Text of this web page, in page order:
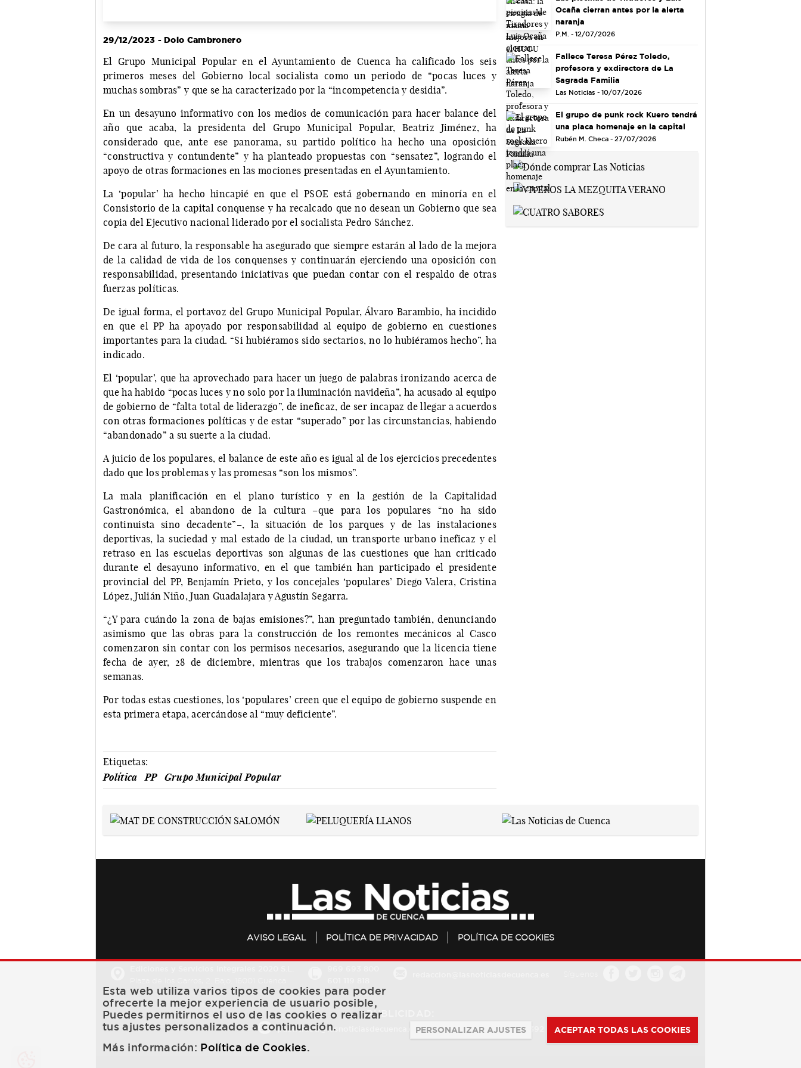
29/12/2023 - Dolo Cambronero
El Grupo Municipal Popular en el Ayuntamiento de Cuenca ha calificado los seis
primeros meses del Gobierno local socialista como un periodo de “pocas luces y
muchas sombras” y que se ha caracterizado por la “incompetencia y desidia”.
En un desayuno informativo con los medios de comunicación para hacer balance del
año que acaba, la presidenta del Grupo Municipal Popular, Beatriz Jiménez, ha
considerado que, ante ese panorama, su partido político ha hecho una oposición
“constructiva y contundente” y ha planteado propuestas con “sensatez”, logrando el
apoyo de otras formaciones en las mociones presentadas en el Ayuntamiento.
La ‘popular’ ha hecho hincapié en que el PSOE está gobernando en minoría en el
Consistorio de la capital conquense y ha recalcado que no desean un Gobierno que sea
copia del Ejecutivo nacional liderado por el socialista Pedro Sánchez.
De cara al futuro, la responsable ha asegurado que siempre estarán al lado de la mejora
de la calidad de vida de los conquenses y continuarán ejerciendo una oposición con
responsabilidad, presentando iniciativas que puedan contar con el respaldo de otras
fuerzas políticas.
De igual forma, el portavoz del Grupo Municipal Popular, Álvaro Barambio, ha incidido
en que el PP ha apoyado por responsabilidad al equipo de gobierno en cuestiones
importantes para la ciudad. “Si hubiéramos sido sectarios, no lo hubiéramos hecho”, ha
indicado.
El ‘popular’, que ha aprovechado para hacer un juego de palabras ironizando acerca de
que ha habido “pocas luces y no solo por la iluminación navideña”, ha acusado al equipo
de gobierno de “falta total de liderazgo”, de ineficaz, de ser incapaz de llegar a acuerdos
con otras formaciones políticas y de estar “superado” por las circunstancias, habiendo
“abandonado” a su suerte a la ciudad.
A juicio de los populares, el balance de este año es igual al de los ejercicios precedentes
dado que los problemas y las promesas “son los mismos”.
La mala planificación en el plano turístico y en la gestión de la Capitalidad
Gastronómica, el abandono de la cultura –que para los populares “no ha sido
continuista sino decadente”–, la situación de los parques y de las instalaciones
deportivas, la suciedad y mal estado de la ciudad, un transporte urbano ineficaz y el
retraso en las escuelas deportivas son algunas de las cuestiones que han criticado
durante el desayuno informativo, en el que también han participado el presidente
provincial del PP, Benjamín Prieto, y los concejales ‘populares’ Diego Valera, Cristina
López, Julián Niño, Juan Guadalajara y Agustín Segarra.
“¿Y para cuándo la zona de bajas emisiones?”, han preguntado también, denunciando
asimismo que las obras para la construcción de los remontes mecánicos al Casco
comenzaron sin contar con los permisos necesarios, asegurando que la licencia tiene
fecha de ayer, 28 de diciembre, mientras que los trabajos comenzaron hace unas
semanas.
Por todas estas cuestiones, los ‘populares’ creen que el equipo de gobierno suspende en
esta primera etapa, acercándose al “muy deficiente”.
Etiquetas:
Política
PP Grupo Municipal Popular
Ocaña cierran antes por la alerta
naranja
P.M. - 12/07/2026
Fallece Teresa Pérez Toledo,
profesora y exdirectora de La
Sagrada Familia
Las Noticias - 10/07/2026
El grupo de punk rock Kuero tendrá
una placa homenaje en la capital
Rubén M. Checa - 27/07/2026
AVISO LEGAL POLÍTICA DE PRIVACIDAD POLÍTICA DE COOKIES
PUBLICIDAD:
publicidad@lasnoticiasdecuenca.es 684 126 573 / 670 726 392
Esta web utiliza varios tipos de cookies para poder
ofrecerte la mejor experiencia de usuario posible,
Puedes permitirnos el uso de las cookies o realizar
tus ajustes personalizados a continuación.
Más información: Política de Cookies.
PERSONALIZAR AJUSTES ACEPTAR TODAS LAS COOKIES